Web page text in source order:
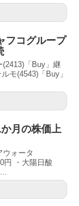
フコグループ
(2413)「Buy」継
モ(4543)「Buy」
月の株価上
ウォータ
円 ・大陽日酸